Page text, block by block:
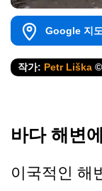
Google 지
작가: Petr Liška
바다 해변
이국적인 해